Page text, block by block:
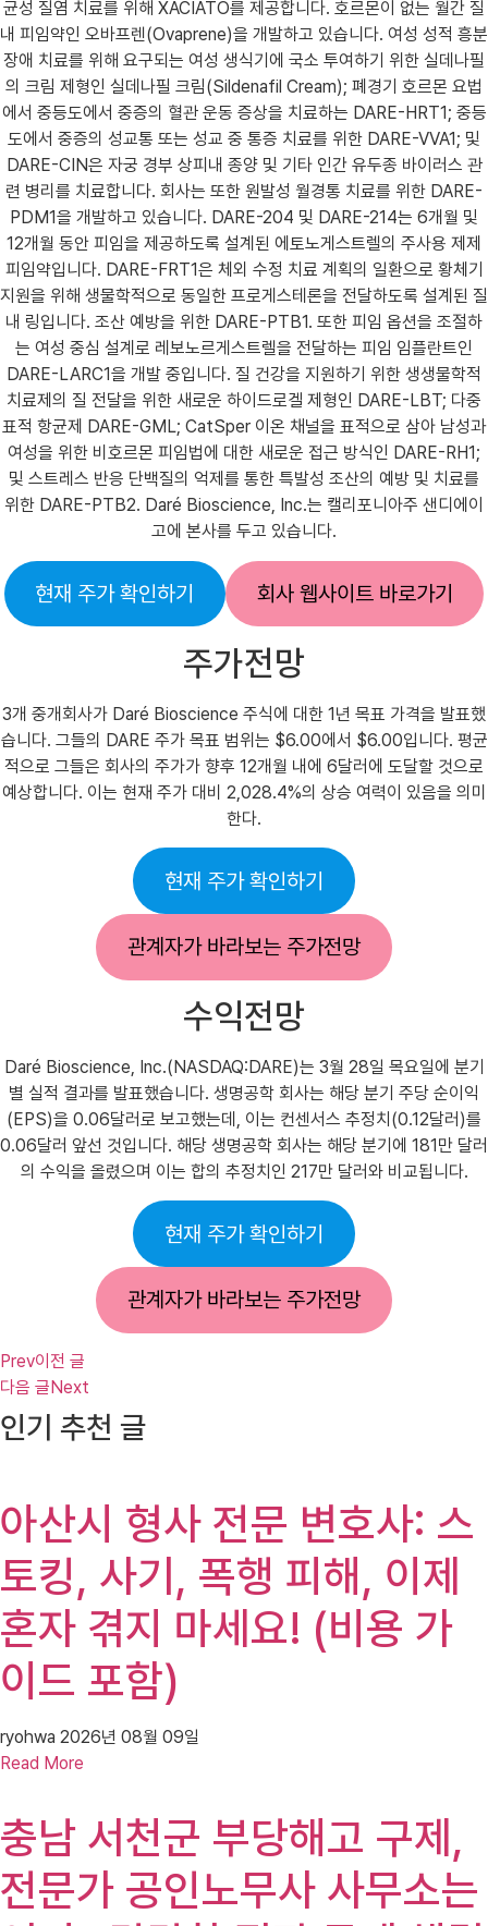
균성 질염 치료를 위해 XACIATO를 제공합니다. 호르몬이 없는 월간 질
내 피임약인 오바프렌(Ovaprene)을 개발하고 있습니다. 여성 성적 흥분
장애 치료를 위해 요구되는 여성 생식기에 국소 투여하기 위한 실데나필
의 크림 제형인 실데나필 크림(Sildenafil Cream); 폐경기 호르몬 요법
에서 중등도에서 중증의 혈관 운동 증상을 치료하는 DARE-HRT1; 중등
도에서 중증의 성교통 또는 성교 중 통증 치료를 위한 DARE-VVA1; 및
DARE-CIN은 자궁 경부 상피내 종양 및 기타 인간 유두종 바이러스 관
련 병리를 치료합니다. 회사는 또한 원발성 월경통 치료를 위한 DARE-
PDM1을 개발하고 있습니다. DARE-204 및 DARE-214는 6개월 및
12개월 동안 피임을 제공하도록 설계된 에토노게스트렐의 주사용 제제
피임약입니다. DARE-FRT1은 체외 수정 치료 계획의 일환으로 황체기
지원을 위해 생물학적으로 동일한 프로게스테론을 전달하도록 설계된 질
내 링입니다. 조산 예방을 위한 DARE-PTB1. 또한 피임 옵션을 조절하
는 여성 중심 설계로 레보노르게스트렐을 전달하는 피임 임플란트인
DARE-LARC1을 개발 중입니다. 질 건강을 지원하기 위한 생생물학적
치료제의 질 전달을 위한 새로운 하이드로겔 제형인 DARE-LBT; 다중
표적 항균제 DARE-GML; CatSper 이온 채널을 표적으로 삼아 남성과
여성을 위한 비호르몬 피임법에 대한 새로운 접근 방식인 DARE-RH1;
및 스트레스 반응 단백질의 억제를 통한 특발성 조산의 예방 및 치료를
위한 DARE-PTB2. Daré Bioscience, Inc.는 캘리포니아주 샌디에이
고에 본사를 두고 있습니다.
현재 주가 확인하기 회사 웹사이트 바로가기
주가전망
3개 중개회사가 Daré Bioscience 주식에 대한 1년 목표 가격을 발표했
습니다. 그들의 DARE 주가 목표 범위는 $6.00에서 $6.00입니다. 평균
적으로 그들은 회사의 주가가 향후 12개월 내에 6달러에 도달할 것으로
예상합니다. 이는 현재 주가 대비 2,028.4%의 상승 여력이 있음을 의미
한다.
현재 주가 확인하기
관계자가 바라보는 주가전망
수익전망
Daré Bioscience, Inc.(NASDAQ:DARE)는 3월 28일 목요일에 분기
별 실적 결과를 발표했습니다. 생명공학 회사는 해당 분기 주당 순이익
(EPS)을 0.06달러로 보고했는데, 이는 컨센서스 추정치(0.12달러)를
0.06달러 앞선 것입니다. 해당 생명공학 회사는 해당 분기에 181만 달러
의 수익을 올렸으며 이는 합의 추정치인 217만 달러와 비교됩니다.
현재 주가 확인하기
관계자가 바라보는 주가전망
Prev이전 글
다음 글Next
인기 추천 글
아산시 형사 전문 변호사: 스
토킹, 사기, 폭행 피해, 이제
혼자 겪지 마세요! (비용 가
이드 포함)
ryohwa 2026년 08월 09일
Read More
충남 서천군 부당해고 구제,
전문가 공인노무사 사무소는